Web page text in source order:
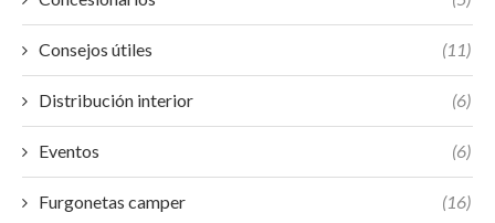
Consejos útiles (11)
Distribución interior (6)
Eventos (6)
Furgonetas camper (16)